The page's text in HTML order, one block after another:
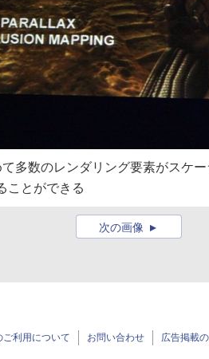
て多数のレンダリング要素がスケ
ことができる
次の画像
ご利用について お問い合わせ 広告掲載